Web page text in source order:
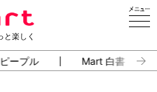
と楽しく
ープル Mart 白書